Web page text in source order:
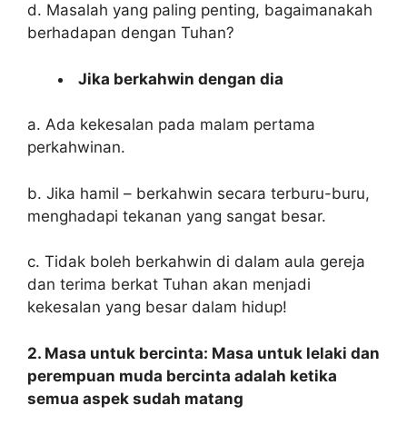
d. Masalah yang paling penting, bagaimanakah
berhadapan dengan Tuhan?
Jika berkahwin dengan dia
a. Ada kekesalan pada malam pertama
perkahwinan.
b. Jika hamil – berkahwin secara terburu-buru,
menghadapi tekanan yang sangat besar.
c. Tidak boleh berkahwin di dalam aula gereja
dan terima berkat Tuhan akan menjadi
kekesalan yang besar dalam hidup!
2. Masa untuk bercinta: Masa untuk lelaki dan
perempuan muda bercinta adalah ketika
semua aspek sudah matang